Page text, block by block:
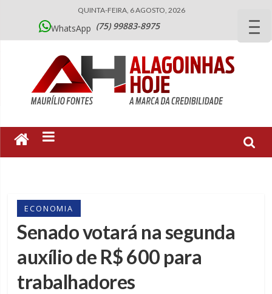
QUINTA-FEIRA, 6 AGOSTO, 2026
WhatsApp (75) 99883-8975
ECONOMIA
Senado votará na segunda
auxílio de R$ 600 para
trabalhadores